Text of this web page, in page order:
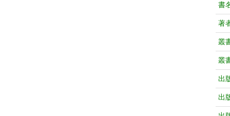
書
著
叢
叢
出
出